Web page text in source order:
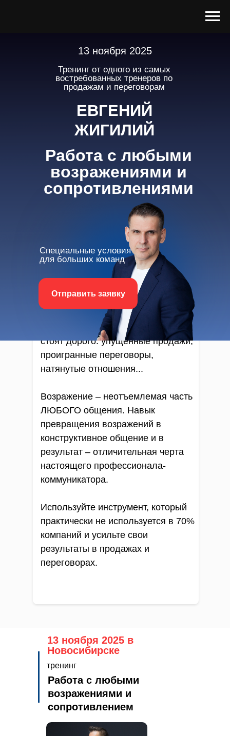
ЕВГЕНИЙ
ЖИГИЛИЙ
13 ноября 2025
Работа с любыми
возражениями и
сопротивлениями
Отправить заявку
Тренинг от одного из самых
востребованных тренеров по
продажам и переговорам
Специальные условия
для больших команд
О чем этот тренинг?
Технология работы с
возражениями кажется настолько
простой и «как бы известной», что
каждый второй думает: «Ну, я-то
уж точно в этом разбираюсь». При
этом последствия «простых»
ошибок «лихой аргументации»
стоят дорого: упущенные продажи,
проигранные переговоры,
натянутые отношения...
Возражение – неотъемлемая часть
ЛЮБОГО общения. Навык
превращения возражений в
конструктивное общение и в
результат – отличительная черта
настоящего профессионала-
коммуникатора.
Используйте инструмент, который
практически не используется в 70%
компаний и усильте свои
результаты в продажах и
переговорах.
тренинг
Работа с любыми
возражениями и
сопротивлением
13 ноября 2025 в
Новосибирске